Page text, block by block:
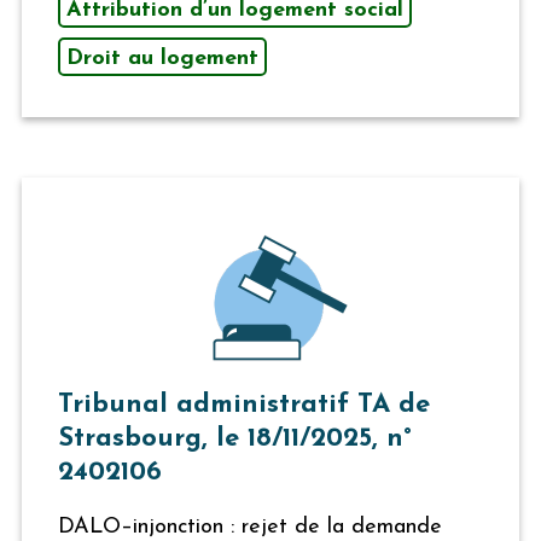
Attribution d’un logement social
Droit au logement
Tribunal administratif TA de
Strasbourg, le 18/11/2025, n°
2402106
DALO–injonction : rejet de la demande